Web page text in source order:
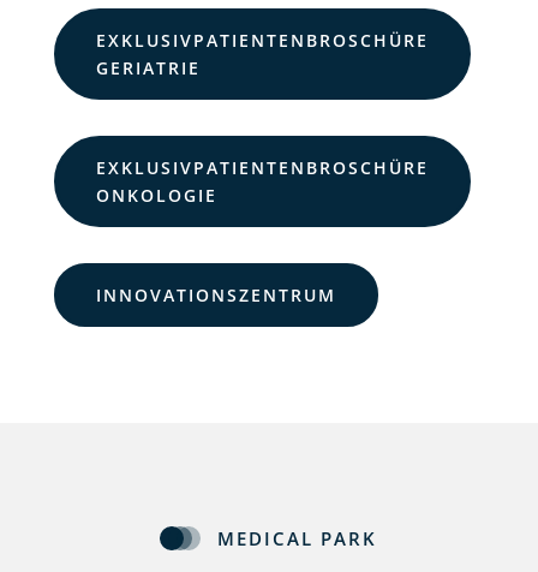
EXKLUSIVPATIENTENBROSCHÜRE
GERIATRIE
EXKLUSIVPATIENTENBROSCHÜRE
ONKOLOGIE
INNOVATIONSZENTRUM
MEDICAL PARK